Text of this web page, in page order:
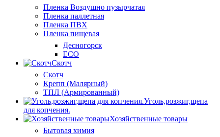
Пленка Воздушно пузырчатая
Пленка паллетная
Пленка ПВХ
Пленка пищевая
Десногорск
ECO
Скотч
Скотч
Крепп (Малярный)
ТПЛ (Армированный)
Уголь,розжиг,щепа
для копчения.
Хозяйственные товары
Бытовая химия